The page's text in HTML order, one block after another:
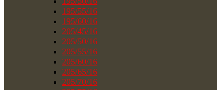
195/55/16
195/60/16
205/45/16
205/50/16
205/55/16
205/60/16
205/65/16
205/70/16